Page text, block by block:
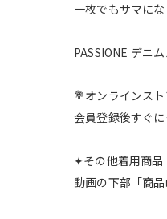
一枚でもサマに
PASSIONE デニ
💐オンラインス
会員登録後すぐ
✦その他着用商品
動画の下部「商